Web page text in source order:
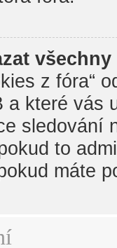
z fóra“
a které vás
sledování
to
máte